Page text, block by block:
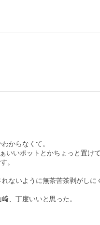
からなくて。
いいポットとかちょっと置けて
。
ないように無茶苦茶剥がしに